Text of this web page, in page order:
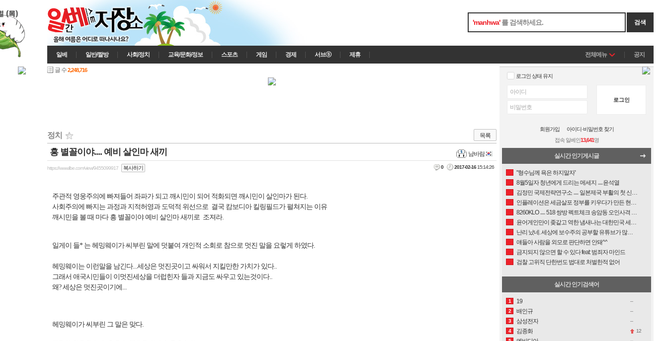
'manhwa'를 검색하세요. 검색
일베 일반/짤방 사회/정치 교육/문화/정보 스포츠 게임 경제 서브ⓢ 제휴 전체메뉴 공지
글 수2,248,716
정치 목록
흥 별꼴이야.... 예비 살인마 새끼 남바람
https://www.ilbe.com/view/9455099917 복사하기 0 2017-02-1615:14:26
주관적 영웅주의에 빠져들어 좌파가 되고 깨시민이 되어 적화되면 깨시민이 살인마가 된다.
사회주의에 빠지는 과정과 지적허영과 도덕적 위선으로 결국 캄보디아 킬링필드가 펼쳐지는 이유
깨시민을 볼 때 마다 흥 별꼴이야 예비 살인마 새끼로 조져라.
일게이 들* 는 헤밍웨이가 씨부린 말에 덧붙여 개인적 소회로 참으로 멋진 말을 요렇게 하였다.
헤밍웨이는 이런말을 남긴다...세상은 멋진곳이고 싸워서 지킬만한 가치가 있다..
그래서 애국시민들이 이멋진세상을 더럽힌자 들과 지금도 싸우고 있는것이다..
왜? 세상은 멋진곳이기에...
헤밍웨이가 씨부린 그 말은 맞다.
로그인 상태 유지
로그인
회원가입
아이디·비밀번호 찾기
접속 일베인13,641명
실시간 인기게시글
인기게시글
"형수님께 욕은 하지말자"
8월5일자 청년에게 드리는 메세지 ㅡ윤석열
김정민 국제전략연구소 ㅡ 일본제국 부활의 첫 신호, 천황교체
인플레이션은 세금살포 정부를 키우다가 만든 현상이라서,..... 저출산도 세금살포정부가 만든 인플레의 산물이다.
8260KLO ㅡ 518 쌍방 펙트체크 송암동 오인사격 교도대대 전사자 있나 없나
윤어게인만이 좆같고 역한 냄새나는 대한민국 세상을 구할수있다
난리 났네. 세상에 보수주의 공부할 유튜브가 많아도 너무 많다. 조갑제닷컴, 조선일보는 시간 낭비다.
얘들아 사람을 외모로 판단하면 안돼^^
금지되지 않으면 할 수 있다 feat: 범죄자 마인드
검찰 고위직 단한번도 법대로 처벌한적 없어
실시간 인기검색어
1 19
2 배인규
3 삼성전자
4 김종화
12
(목)